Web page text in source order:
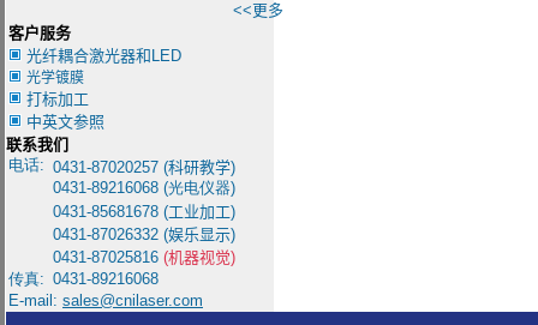
<<更多
客户服务
光纤耦合激光器和LED
光学镀膜
打标加工
中英文参照
联系我们
电话: 0431-87020257 (科研教学)
0431-89216068 (光电仪器)
0431-85681678 (工业加工)
0431-87026332 (娱乐显示)
0431-87025816 (机器视觉)
传真: 0431-89216068
E-mail: sales@cnilaser.com